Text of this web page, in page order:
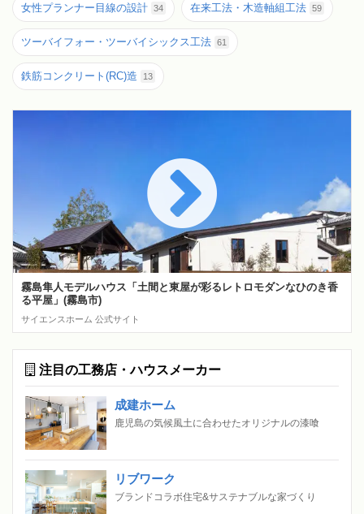
女性プランナー目線の設計 34 在来工法・木造軸組工法 59
ツーバイフォー・ツーバイシックス工法 61
鉄筋コンクリート(RC)造 13
霧島隼人モデルハウス「土間と東屋が彩るレトロモダンなひのき香
る平屋」(霧島市)
サイエンスホーム 公式サイト
注目の工務店・ハウスメーカー
成建ホーム
鹿児島の気候風土に合わせたオリジナルの漆喰
リブワーク
ブランドコラボ住宅&サステナブルな家づくり